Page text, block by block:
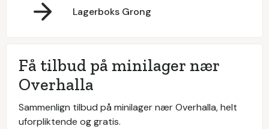
Lagerboks Grong
Få tilbud på minilager nær
Overhalla
Sammenlign tilbud på minilager nær Overhalla, helt
uforpliktende og gratis.